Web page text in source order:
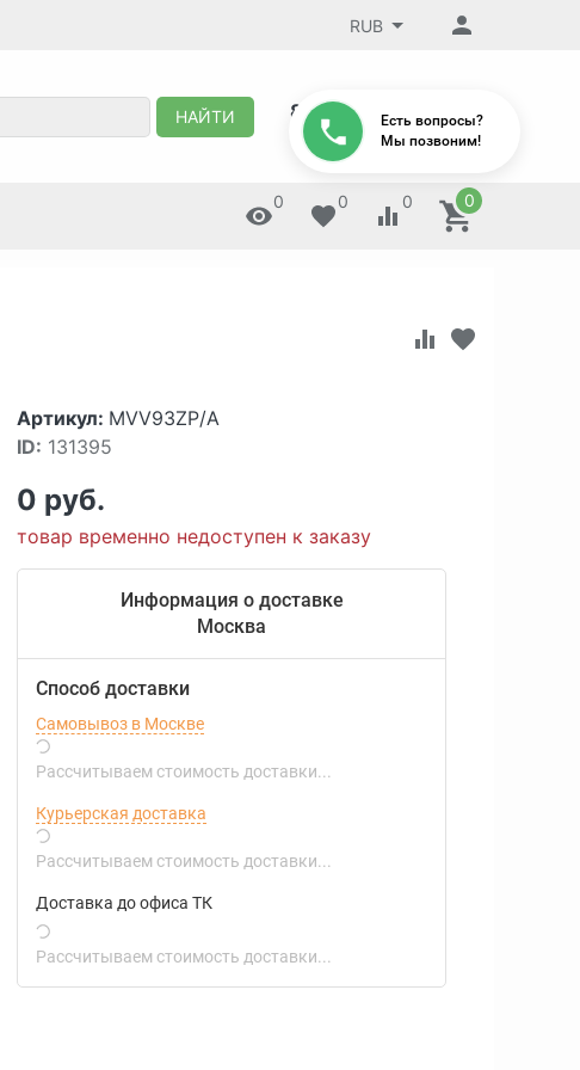
RUB
НАЙТИ 8 (495) 647-88-32
0 0 0 0
Артикул: MVV93ZP/A
ID: 131395
0 руб.
товар временно недоступен к заказу
Информация о доставке
Москва
Способ доставки
Самовывоз в Москве
Рассчитываем стоимость доставки...
Курьерская доставка
Рассчитываем стоимость доставки...
Доставка до офиса ТК
Рассчитываем стоимость доставки...
Есть вопросы?
Мы позвоним!